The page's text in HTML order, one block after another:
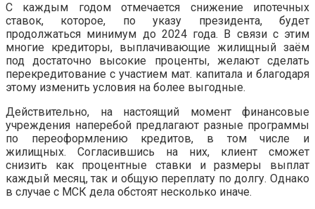
С каждым годом отмечается снижение ипотечных
ставок, которое, по указу президента, будет
продолжаться минимум до 2024 года. В связи с этим
многие кредиторы, выплачивающие жилищный заём
под достаточно высокие проценты, желают сделать
перекредитование с участием мат. капитала и благодаря
этому изменить условия на более выгодные.
Действительно, на настоящий момент финансовые
учреждения наперебой предлагают разные программы
по переоформлению кредитов, в том числе и
жилищных. Согласившись на них, клиент сможет
снизить как процентные ставки и размеры выплат
каждый месяц, так и общую переплату по долгу. Однако
в случае с МСК дела обстоят несколько иначе.